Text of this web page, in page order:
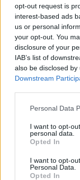
opt-out request is
interest-based ads
us or personal
your opt-out. You
disclosure of your
IAB’s list of
also be disclosed
Downstream
Please note that
not limited to your
grant or deny
use your data for
consent section.
Personal Data
I want to opt-
personal data.
Opted In
I want to opt-
Personal Data.
Opted In
A csütörtöki
sportoló
az öttusázók lóra
Bőhm Csaba is
- bár mindketten
volt esélyük. A nők
pozícióból várja